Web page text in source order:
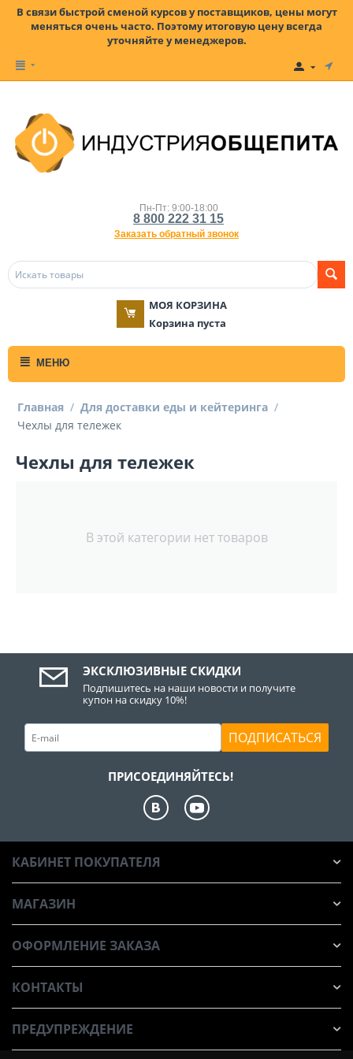
В связи быстрой сменой курсов у поставщиков, цены могут
меняться очень часто. Поэтому итоговую цену всегда
уточняйте у менеджеров.
Пн-Пт: 9:00-18:00
8 800 222 31 15
Заказать обратный звонок
МОЯ КОРЗИНА
Корзина пуста
МЕНЮ
Главная / Для доставки еды и кейтеринга /
Чехлы для тележек
Чехлы для тележек
В этой категории нет товаров
ЭКСКЛЮЗИВНЫЕ СКИДКИ
Подпишитесь на наши новости и получите
купон на скидку 10%!
ПОДПИСАТЬСЯ
ПРИСОЕДИНЯЙТЕСЬ!
КАБИНЕТ ПОКУПАТЕЛЯ
МАГАЗИН
ОФОРМЛЕНИЕ ЗАКАЗА
КОНТАКТЫ
ПРЕДУПРЕЖДЕНИЕ